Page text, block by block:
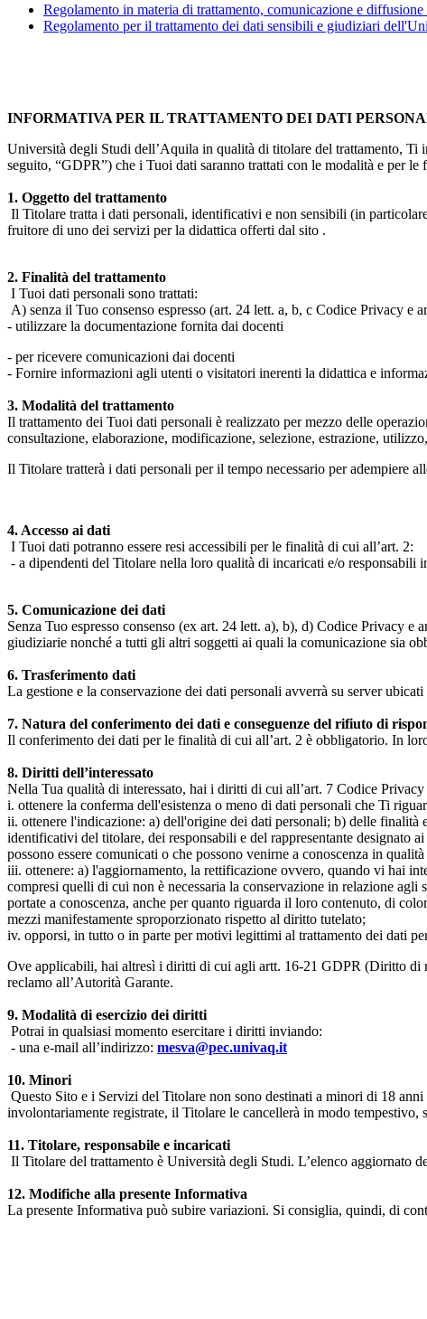
Regolamento in materia di trattamento, comunicazione e
Regolamento per il trattamento dei dati sensibili e giudiziari
INFORMATIVA PER IL TRATTAMENTO DEI DATI
Università degli Studi dell’Aquila in qualità di titolare del trattamento,
seguito, “GDPR”) che i Tuoi dati saranno trattati con le modalità e per le
1. Oggetto del trattamento
Il Titolare tratta i dati personali, identificativi e non sensibili (in
fruitore di uno dei servizi per la didattica offerti dal sito .
2. Finalità del trattamento
I Tuoi dati personali sono trattati:
A) senza il Tuo consenso espresso (art. 24 lett. a, b, c Codice Privacy
- utilizzare la documentazione fornita dai docenti
- per ricevere comunicazioni dai docenti
- Fornire informazioni agli utenti o visitatori inerenti la didattica e
3. Modalità del trattamento
Il trattamento dei Tuoi dati personali è realizzato per mezzo delle
consultazione, elaborazione, modificazione, selezione, estrazione,
Il Titolare tratterà i dati personali per il tempo necessario per adempiere
4. Accesso ai dati
I Tuoi dati potranno essere resi accessibili per le finalità di cui all’art. 2:
- a dipendenti del Titolare nella loro qualità di incaricati e/o responsabili
5. Comunicazione dei dati
Senza Tuo espresso consenso (ex art. 24 lett. a), b), d) Codice Privacy
giudiziarie nonché a tutti gli altri soggetti ai quali la comunicazione sia
6. Trasferimento dati
La gestione e la conservazione dei dati personali avverrà su server
7. Natura del conferimento dei dati e conseguenze del rifiuto di
Il conferimento dei dati per le finalità di cui all’art. 2 è obbligatorio. In
8. Diritti dell’interessato
Nella Tua qualità di interessato, hai i diritti di cui all’art. 7 Codice
i. ottenere la conferma dell'esistenza o meno di dati personali che Ti
ii. ottenere l'indicazione: a) dell'origine dei dati personali; b) delle
identificativi del titolare, dei responsabili e del rappresentante designato
possono essere comunicati o che possono venirne a conoscenza in
iii. ottenere: a) l'aggiornamento, la rettificazione ovvero, quando vi hai
compresi quelli di cui non è necessaria la conservazione in relazione
portate a conoscenza, anche per quanto riguarda il loro contenuto, di
mezzi manifestamente sproporzionato rispetto al diritto tutelato;
iv. opporsi, in tutto o in parte per motivi legittimi al trattamento dei dati
Ove applicabili, hai altresì i diritti di cui agli artt. 16-21 GDPR (Diritto
reclamo all’Autorità Garante.
9. Modalità di esercizio dei diritti
Potrai in qualsiasi momento esercitare i diritti inviando:
- una e-mail all’indirizzo: mesva@pec.univaq.it
10. Minori
Questo Sito e i Servizi del Titolare non sono destinati a minori di 18
involontariamente registrate, il Titolare le cancellerà in modo tempestivo,
11. Titolare, responsabile e incaricati
Il Titolare del trattamento è Università degli Studi. L’elenco aggiornato
12. Modifiche alla presente Informativa
La presente Informativa può subire variazioni. Si consiglia, quindi, di